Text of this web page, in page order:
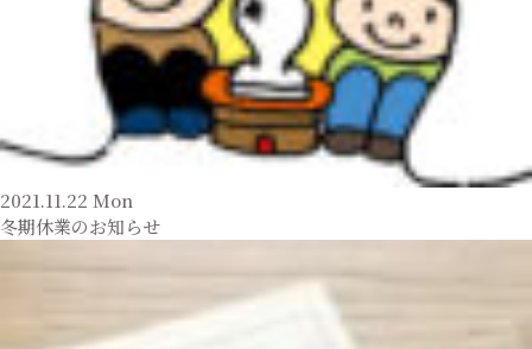
2021.11.22 Mon
冬期休業のお知らせ